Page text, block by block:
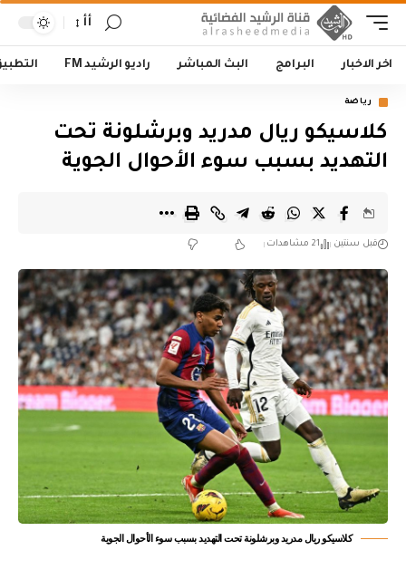
أأ
اخر الاخبار البرامج البث المباشر راديو الرشيد FM
رياضة
كلاسيكو ريال مدريد وبرشلونة تحت
التهديد بسبب سوء الأحوال الجوية
قبل سنتين 21 مشاهدات
كلاسيكو ريال مدريد وبرشلونة تحت التهديد بسبب سوء الأحوال الجوية